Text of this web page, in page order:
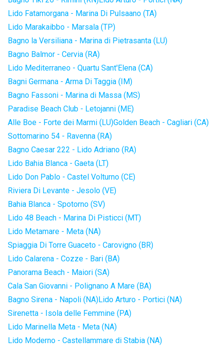
Lido Fatamorgana - Marina Di Pulsaano (TA)
Lido Marakaibbo - Marsala (TP)
Bagno la Versiliana - Marina di Pietrasanta (LU)
Bagno Balmor - Cervia (RA)
Lido Mediterraneo - Quartu Sant'Elena (CA)
Bagni Germana - Arma Di Taggia (IM)
Bagno Fassoni - Marina di Massa (MS)
Paradise Beach Club - Letojanni (ME)
Alle Boe - Forte dei Marmi (LU)Golden Beach - Cagliari (CA)
Sottomarino 54 - Ravenna (RA)
Bagno Caesar 222 - Lido Adriano (RA)
Lido Bahia Blanca - Gaeta (LT)
Lido Don Pablo - Castel Volturno (CE)
Riviera Di Levante - Jesolo (VE)
Bahia Blanca - Spotorno (SV)
Lido 48 Beach - Marina Di Pisticci (MT)
Lido Metamare - Meta (NA)
Spiaggia Di Torre Guaceto - Carovigno (BR)
Lido Calarena - Cozze - Bari (BA)
Panorama Beach - Maiori (SA)
Cala San Giovanni - Polignano A Mare (BA)
Bagno Sirena - Napoli (NA)Lido Arturo - Portici (NA)
Sirenetta - Isola delle Femmine (PA)
Lido Marinella Meta - Meta (NA)
Lido Moderno - Castellammare di Stabia (NA)